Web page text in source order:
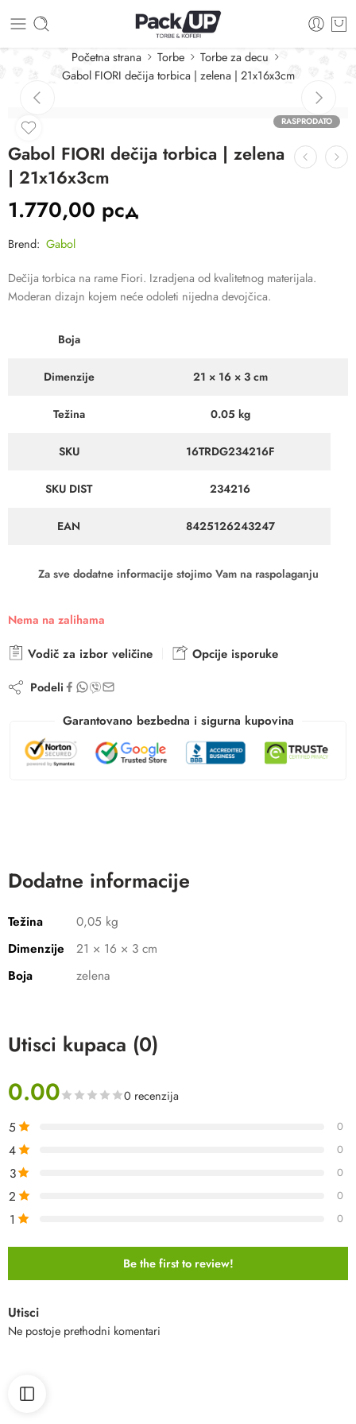
Početna strana Torbe
Torbe za decu
Gabol FIORI dečija torbica | zelena | 21x16x3cm
RASPRODATO
Gabol FIORI dečija torbica | zelena
| 21x16x3cm
1.770,00 рсд
Brend: Gabol
Dečija torbica na rame Fiori. Izradjena od kvalitetnog materijala.
Moderan dizajn kojem neće odoleti nijedna devojčica.
Boja
Dimenzije 21 × 16 × 3 cm
Težina 0.05 kg
SKU 16TRDG234216F
SKU DIST 234216
EAN 8425126243247
Za sve dodatne informacije stojimo Vam na raspolaganju
Nema na zalihama
Vodič za izbor veličine Opcije isporuke
Podeli
Garantovano bezbedna i sigurna kupovina
Dodatne informacije
Težina
0,05 kg
Dimenzije
21 × 16 × 3 cm
Boja
zelena
Utisci kupaca (0)
0.00 0 recenzija
5 0
4 0
3 0
2 0
1 0
Be the first to review!
Utisci
Ne postoje prethodni komentari